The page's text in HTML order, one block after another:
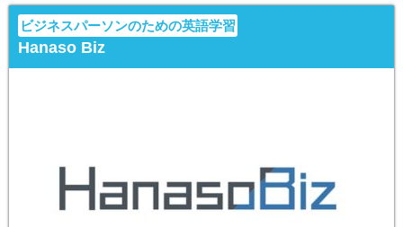
ビジネスパーソンのための英語学習
Hanaso Biz